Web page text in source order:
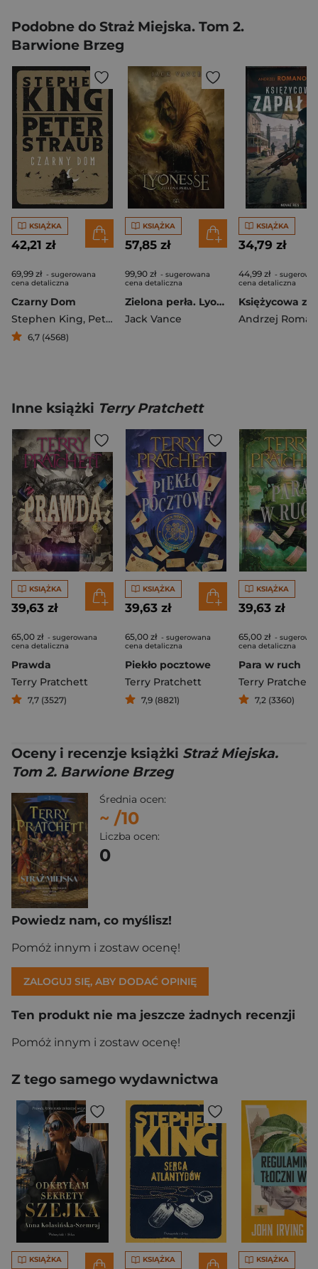
Podobne do Straż Miejska. Tom 2.
Barwione Brzeg
KSIĄŻKA
42,21 zł
69,99 zł - sugerowana
cena detaliczna
Czarny Dom
Stephen King, Peter Straub
6,7 (4568)
KSIĄŻKA
57,85 zł
99,90 zł - sugerowana
cena detaliczna
Zielona perła. Lyonesse. Tom 2
Jack Vance
KSIĄŻKA
34,79 zł
44,99 zł -
cena detaliczna
Inne książki Terry Pratchett
KSIĄŻKA
39,63 zł
65,00 zł - sugerowana
cena detaliczna
Prawda
Terry Pratchett
7,7 (3527)
KSIĄŻKA
39,63 zł
65,00 zł - sugerowana
cena detaliczna
Piekło pocztowe
Terry Pratchett
7,9 (8821)
KSIĄŻKA
39,63 zł
65,00 zł -
cena detaliczna
Para w ruch
Terry Pratchett
7,2 (3360)
Oceny i recenzje książki Straż Miejska.
Tom 2. Barwione Brzeg
Średnia ocen:
~ /10
Liczba ocen:
0
Powiedz nam, co myślisz!
Pomóż innym i zostaw ocenę!
ZALOGUJ SIĘ, ABY DODAĆ OPINIĘ
Ten produkt nie ma jeszcze żadnych recenzji
Pomóż innym i zostaw ocenę!
Z tego samego wydawnictwa
KSIĄŻKA KSIĄŻKA KSIĄŻKA